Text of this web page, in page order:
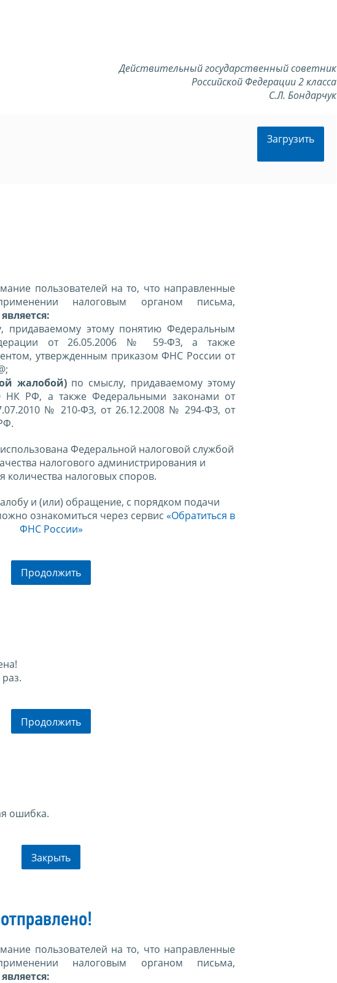
Действительный государственный советник
Российской Федерации 2 класса
С.Л. Бондарчук
Загрузить
пользователей на то, что направленные
налоговым органом письма,
придаваемому этому понятию Федеральным
от 26.05.2006 № 59-ФЗ, а также
утвержденным приказом ФНС России от
жалобой)по смыслу, придаваемому этому
НК РФ, а также Федеральными законами от
№ 210-ФЗ, от 26.12.2008 № 294-ФЗ, от
Федеральной налоговой службой
налогового администрирования и
количества налоговых споров.
и (или) обращение, с порядком подачи
ознакомиться через сервис «Обратиться в
ФНС России»
Продолжить
Продолжить
ошибка.
Закрыть
пользователей на то, что направленные
налоговым органом письма,